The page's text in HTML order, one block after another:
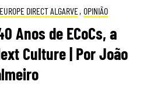
EUROPE DIRECT ALGARVE, OPINIÃO
Anos de ECoCs, a
Culture | Por João